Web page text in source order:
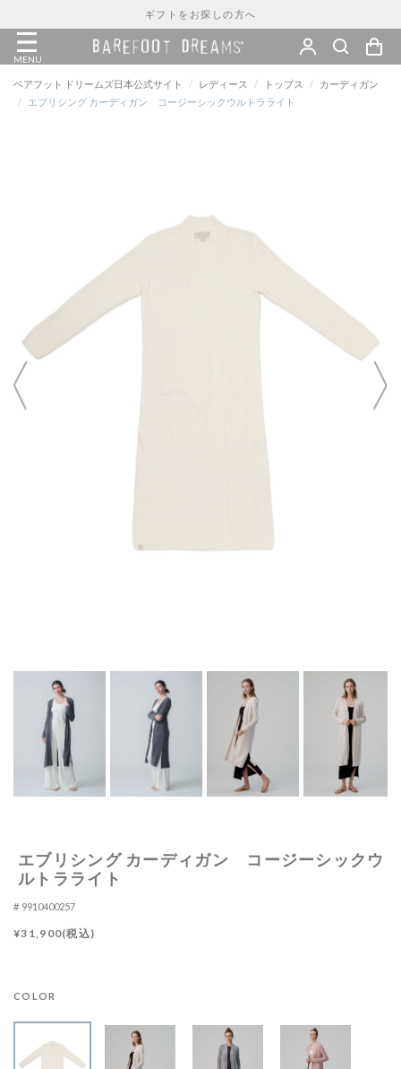
ギフトをお探しの方へ
MENU
ベアフット ドリームズ日本公式サイト / レディース / トップス /
カーディガン
/
エブリシング カーディガン コージーシックウルトラライト
エブリシング カーディガン コージーシックウ
ルトラライト
9910400257
¥31,900(税込)
COLOR